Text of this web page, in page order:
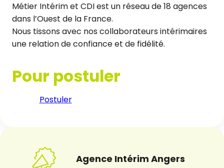
Métier Intérim et CDI est un réseau de 18 agences
dans l’Ouest de la France.
Nous tissons avec nos collaborateurs intérimaires
une relation de confiance et de fidélité.
Pour postuler
Postuler
Agence Intérim Angers